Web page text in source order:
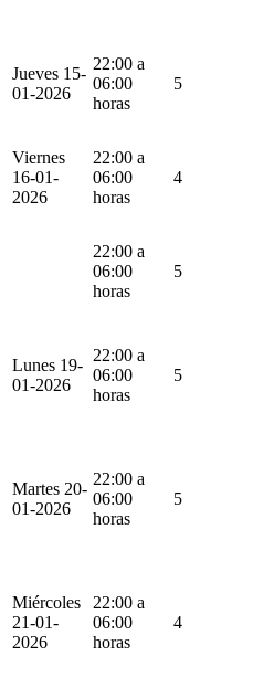
Jueves 15-
01-2026
22:00 a
06:00
horas
5
Viernes
16-01-
2026
22:00 a
06:00
horas
4
22:00 a
06:00
horas
5
Lunes 19-
01-2026
22:00 a
06:00
horas
5
Martes 20-
01-2026
22:00 a
06:00
horas
5
Miércoles
21-01-
2026
22:00 a
06:00
horas
4